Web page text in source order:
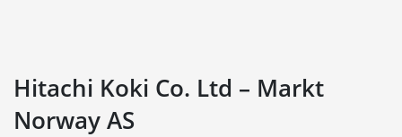
Hitachi Koki Co. Ltd – Markt
Norway AS